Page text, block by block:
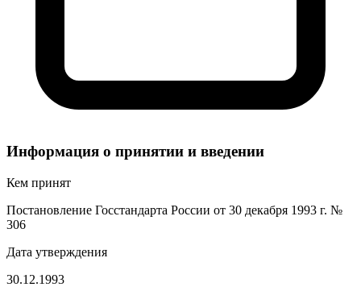
Информация о принятии и введении
Кем принят
Постановление Госстандарта России от 30 декабря 1993 г. №
306
Дата утверждения
30.12.1993